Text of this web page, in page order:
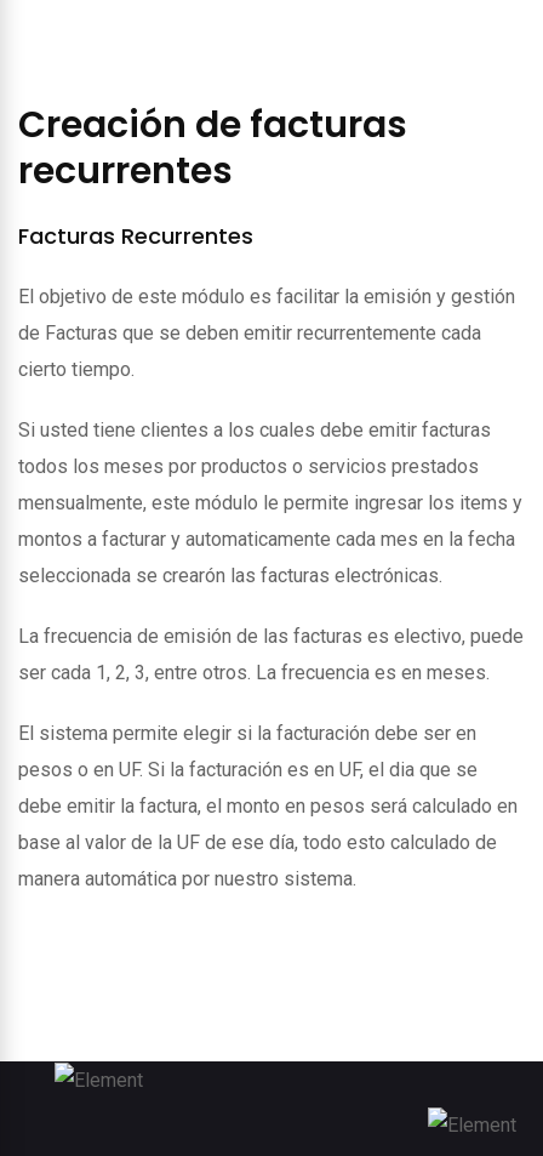
Creación de facturas
recurrentes
Facturas Recurrentes
El objetivo de este módulo es facilitar la emisión y gestión
de Facturas que se deben emitir recurrentemente cada
cierto tiempo.
Si usted tiene clientes a los cuales debe emitir facturas
todos los meses por productos o servicios prestados
mensualmente, este módulo le permite ingresar los items y
montos a facturar y automaticamente cada mes en la fecha
seleccionada se crearón las facturas electrónicas.
La frecuencia de emisión de las facturas es electivo, puede
ser cada 1, 2, 3, entre otros. La frecuencia es en meses.
El sistema permite elegir si la facturación debe ser en
pesos o en UF. Si la facturación es en UF, el dia que se
debe emitir la factura, el monto en pesos será calculado en
base al valor de la UF de ese día, todo esto calculado de
manera automática por nuestro sistema.